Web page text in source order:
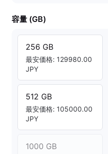
容量 (GB)
256 GB
最安価格: 129980.00
JPY
512 GB
最安価格: 105000.00
JPY
1000 GB